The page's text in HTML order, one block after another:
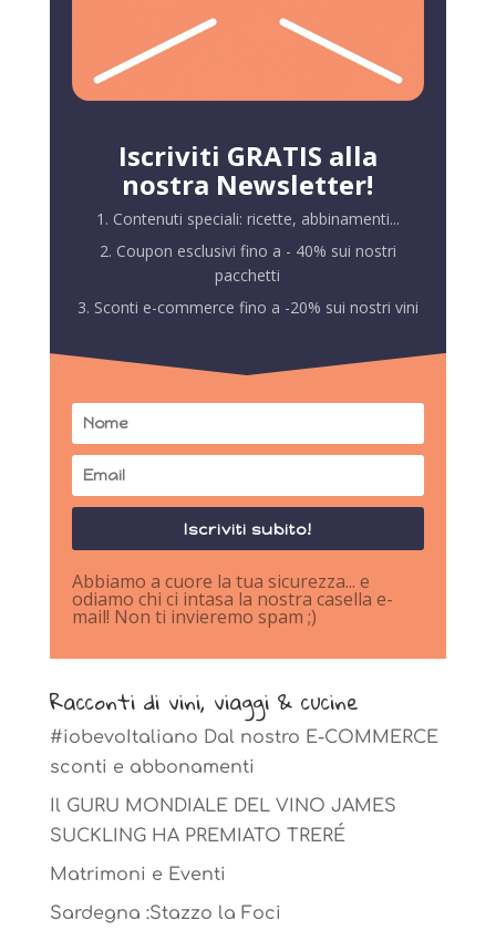
Iscriviti GRATIS alla
nostra Newsletter!
1. Contenuti speciali: ricette, abbinamenti...
2. Coupon esclusivi fino a - 40% sui nostri
pacchetti
3. Sconti e-commerce fino a -20% sui nostri vini
Iscriviti subito!
Abbiamo a cuore la tua sicurezza... e
odiamo chi ci intasa la nostra casella e-
mail! Non ti invieremo spam ;)
Racconti di vini, viaggi & cucine
#iobevoItaliano Dal nostro E-COMMERCE
sconti e abbonamenti
Il GURU MONDIALE DEL VINO JAMES
SUCKLING HA PREMIATO TRERÉ
Matrimoni e Eventi
Sardegna :Stazzo la Foci